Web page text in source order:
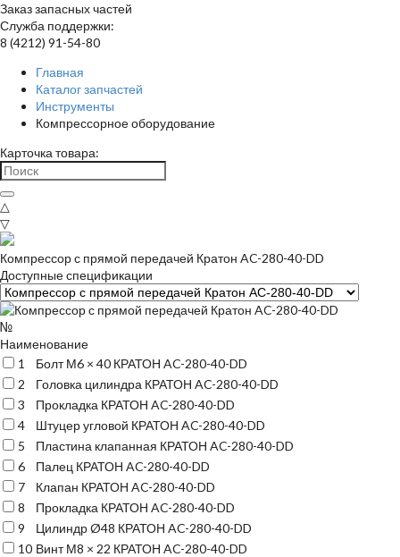
Заказ запасных частей
Служба поддержки:
8 (4212) 91-54-80
Главная
Каталог запчастей
Инструменты
Компрессорное оборудование
Карточка товара:
△
▽
Компрессор с прямой передачей Кратон AC-280-40-DD
Доступные спецификации
№
Наименование
1
Болт М6 × 40 КРАТОН AC-280-40-DD
2
Головка цилиндра КРАТОН AC-280-40-DD
3
Прокладка КРАТОН AC-280-40-DD
4
Штуцер угловой КРАТОН AC-280-40-DD
5
Пластина клапанная КРАТОН AC-280-40-DD
6
Палец КРАТОН AC-280-40-DD
7
Клапан КРАТОН AC-280-40-DD
8
Прокладка КРАТОН AC-280-40-DD
9
Цилиндр Ø48 КРАТОН AC-280-40-DD
10 Винт М8 × 22 КРАТОН AC-280-40-DD